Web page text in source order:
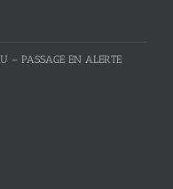
– PASSAGE EN ALERTE